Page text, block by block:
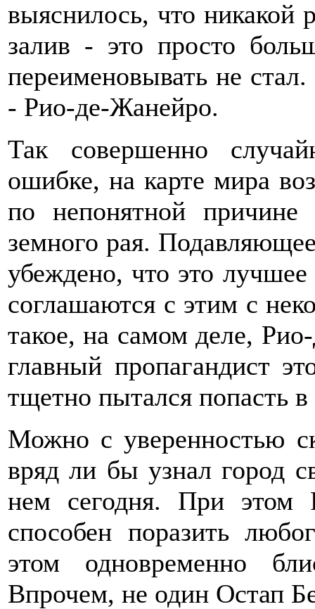
выяснилось, что никакой
залив - это просто
переименовывать не
- Рио-де-Жанейро.
Так совершенно
ошибке, на карте мира
по непонятной
земного рая.
убеждено, что это
соглашаются с этим с
такое, на самом деле,
главный пропагандист
тщетно пытался попасть
Можно с уверенностью
вряд ли бы узнал город
нем сегодня. При этом
способен поразить
этом одновременно
Впрочем, не один Остап